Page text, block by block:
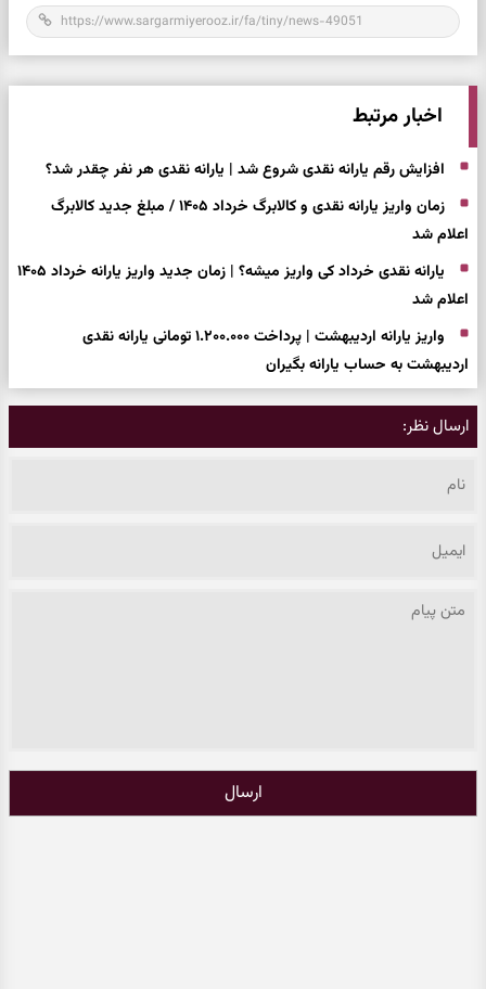
اخبار مرتبط
افزایش رقم یارانه نقدی شروع شد | یارانه نقدی هر نفر چقدر شد؟
زمان واریز یارانه نقدی و کالابرگ خرداد ۱۴۰۵ / مبلغ جدید کالابرگ
اعلام شد
یارانه نقدی خرداد کی واریز میشه؟ | زمان جدید واریز یارانه خرداد ۱۴۰۵
اعلام شد
واریز یارانه اردیبهشت | پرداخت ۱.۲۰۰.۰۰۰ تومانی یارانه نقدی
اردیبهشت به حساب یارانه بگیران
ارسال نظر:
ارسال